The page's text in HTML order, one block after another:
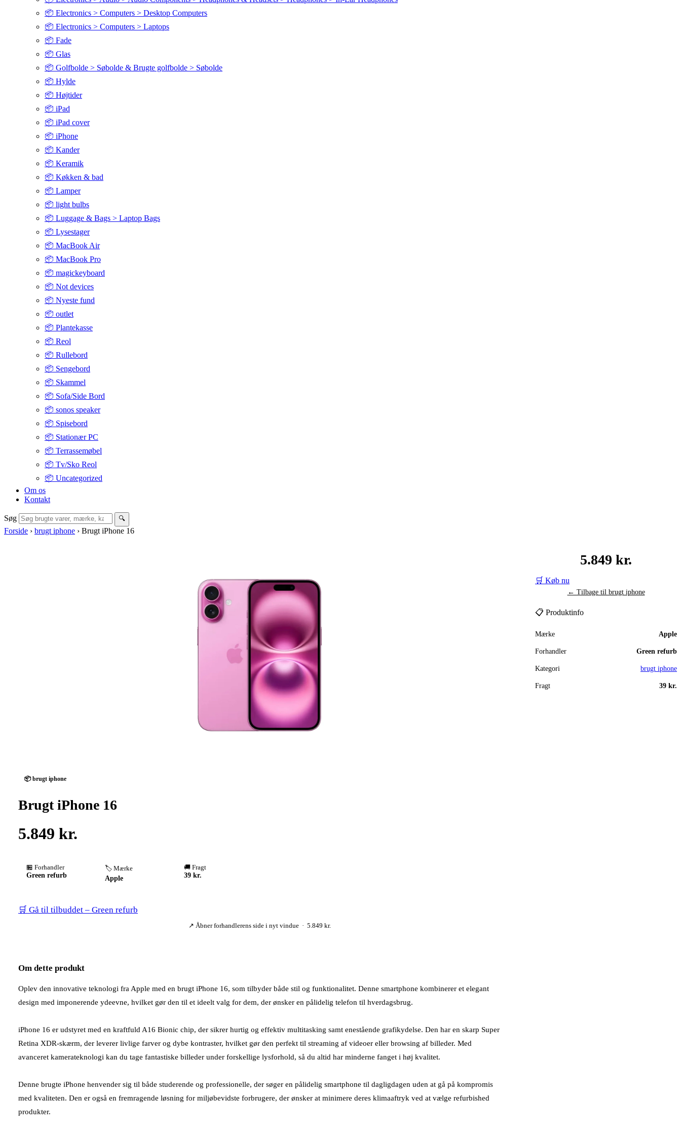
📦 Electronics > Computers > Desktop Computers
📦 Electronics > Computers > Laptops
📦 Fade
📦 Glas
📦 Golfbolde > Søbolde & Brugte golfbolde > Søbolde
📦 Hylde
📦 Højtider
📦 iPad
📦 iPad cover
📦 iPhone
📦 Kander
📦 Keramik
📦 Køkken & bad
📦 Lamper
📦 light bulbs
📦 Luggage & Bags > Laptop Bags
📦 Lysestager
📦 MacBook Air
📦 MacBook Pro
📦 magickeyboard
📦 Not devices
📦 Nyeste fund
📦 outlet
📦 Plantekasse
📦 Reol
📦 Rullebord
📦 Sengebord
📦 Skammel
📦 Sofa/Side Bord
📦 sonos speaker
📦 Spisebord
📦 Stationær PC
📦 Terrassemøbel
📦 Tv/Sko Reol
📦 Uncategorized
Om os
Kontakt
Søg 🔍
Forside › brugt iphone › Brugt iPhone 16
📦 brugt iphone
Brugt iPhone 16
5.849 kr.
🏪 Forhandler
Green refurb
🏷️ Mærke
Apple
🚚 Fragt
39 kr.
🛒 Gå til tilbuddet – Green refurb
↗ Åbner forhandlerens side i nyt vindue · 5.849 kr.
Om dette produkt
Oplev den innovative teknologi fra Apple med en brugt iPhone 16, som tilbyder både stil og funktionalitet. Denne smartphone kombinerer et elegant
design med imponerende ydeevne, hvilket gør den til et ideelt valg for dem, der ønsker en pålidelig telefon til hverdagsbrug.
iPhone 16 er udstyret med en kraftfuld A16 Bionic chip, der sikrer hurtig og effektiv multitasking samt enestående grafikydelse. Den har en skarp Super
Retina XDR-skærm, der leverer livlige farver og dybe kontraster, hvilket gør den perfekt til streaming af videoer eller browsing af billeder. Med
avanceret kamerateknologi kan du tage fantastiske billeder under forskellige lysforhold, så du altid har minderne fanget i høj kvalitet.
Denne brugte iPhone henvender sig til både studerende og professionelle, der søger en pålidelig smartphone til dagligdagen uden at gå på kompromis
med kvaliteten. Den er også en fremragende løsning for miljøbevidste forbrugere, der ønsker at minimere deres klimaaftryk ved at vælge refurbished
produkter.
5.849 kr.
🛒 Køb nu
← Tilbage til brugt iphone
📋 Produktinfo
Mærke Apple
Forhandler Green refurb
Kategori brugt iphone
Fragt 39 kr.